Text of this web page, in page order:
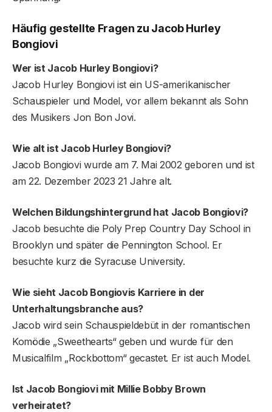
Häufig gestellte Fragen zu Jacob Hurley
Bongiovi
Wer ist Jacob Hurley Bongiovi?
Jacob Hurley Bongiovi ist ein US-amerikanischer
Schauspieler und Model, vor allem bekannt als Sohn
des Musikers Jon Bon Jovi.
Wie alt ist Jacob Hurley Bongiovi?
Jacob Bongiovi wurde am 7. Mai 2002 geboren und ist
am 22. Dezember 2023 21 Jahre alt.
Welchen Bildungshintergrund hat Jacob Bongiovi?
Jacob besuchte die Poly Prep Country Day School in
Brooklyn und später die Pennington School. Er
besuchte kurz die Syracuse University.
Wie sieht Jacob Bongiovis Karriere in der
Unterhaltungsbranche aus?
Jacob wird sein Schauspieldebüt in der romantischen
Komödie „Sweethearts“ geben und wurde für den
Musicalfilm „Rockbottom“ gecastet. Er ist auch Model.
Ist Jacob Bongiovi mit Millie Bobby Brown
verheiratet?